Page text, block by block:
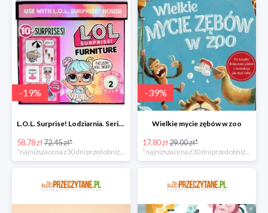
-19%
L.O.L. Surprise! Lodziarnia. Seria 2 w super cenie
58.78 zł72.45 zł*
*najniższa cena z 30 dni przed obniżką
-39%
Wielkie mycie zębów w zoo
17.80 zł29.00 zł*
*najniższa cena z 30 dni przed obniżką